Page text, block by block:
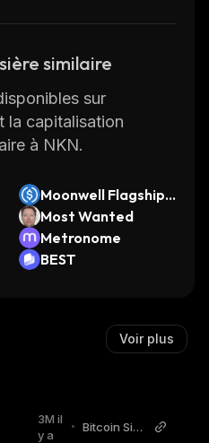
similaire
sur
la capitalisation
à NKN.
Moonwell Flagship
USDC (Morpho Vaul
t)
Most Wanted
Metronome
BEST
Voir plus
3M il
y a
•
Bitcoin Sist